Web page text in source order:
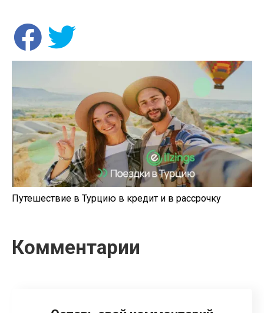
Путешествие в Турцию в кредит и в рассрочку
Комментарии